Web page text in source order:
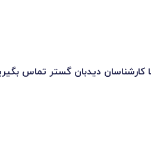
کارشناسان دیدبان گستر تماس